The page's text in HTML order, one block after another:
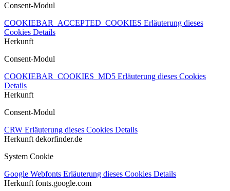
Consent-Modul
COOKIEBAR_ACCEPTED_COOKIES Erläuterung dieses
Cookies Details
Herkunft
Consent-Modul
COOKIEBAR_COOKIES_MD5 Erläuterung dieses Cookies
Details
Herkunft
Consent-Modul
CRW Erläuterung dieses Cookies Details
Herkunft dekorfinder.de
System Cookie
Google Webfonts Erläuterung dieses Cookies Details
Herkunft fonts.google.com